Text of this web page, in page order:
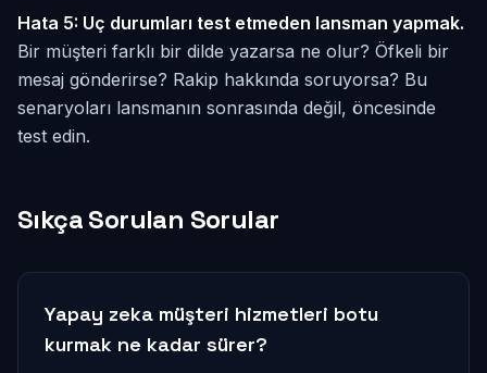
Hata 5: Uç durumları test etmeden lansman yapmak.
Bir müşteri farklı bir dilde yazarsa ne olur? Öfkeli bir
mesaj gönderirse? Rakip hakkında soruyorsa? Bu
senaryoları lansmanın sonrasında değil, öncesinde
test edin.
Sıkça Sorulan Sorular
Yapay zeka müşteri hizmetleri botu
kurmak ne kadar sürer?